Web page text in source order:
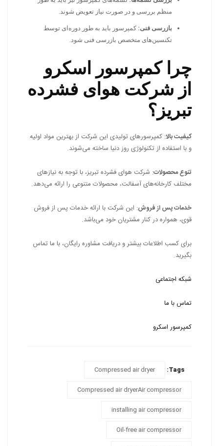
منظم بررسی و در صورت نیاز تعویض شوند.
بازرسی فنی: کمپرسور باید به طور دوره‌ای توسط
تکنسین‌های متخصص بازرسی فنی شود.
چرا کمپرسور اسکرو
از شرکت هوای فشرده
تبریز؟
کیفیت بالا: کمپرسورهای تولیدی این شرکت از بهترین مواد اولیه
و با استفاده از تکنولوژی روز دنیا ساخته می‌شوند.
تنوع محصولات: شرکت هوای فشرده تبریز، با توجه به نیازهای
مختلف کارخانه‌های آسفالت، محصولات متنوعی را ارائه می‌دهد.
خدمات پس از فروش: این شرکت با ارائه خدمات پس از فروش
قوی، همواره در کنار مشتریان خود می‌باشد.
برای کسب اطلاعات بیشتر و دریافت مشاوره رایگان، با ما تماس
بگیرید.
شبکه اجتماعی
تماس با ما
کمپرسور اسکرو
Tags:
Compressed air dryer
Compressed air dryerAir compressor
installing air compressor
Oil-free air compressor